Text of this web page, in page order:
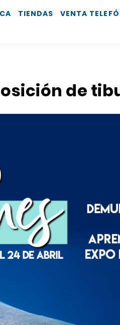
TIENDAS VENTA
de